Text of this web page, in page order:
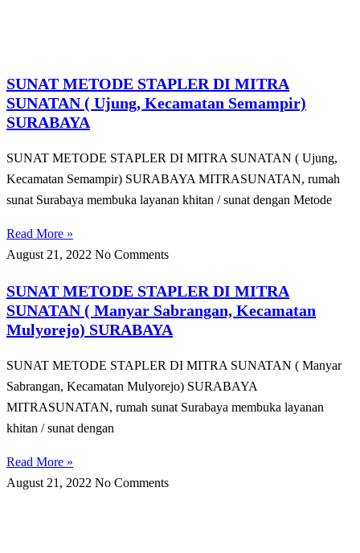
SUNAT METODE STAPLER DI MITRA
SUNATAN ( Ujung, Kecamatan Semampir)
SURABAYA
SUNAT METODE STAPLER DI MITRA SUNATAN ( Ujung,
Kecamatan Semampir) SURABAYA MITRASUNATAN, rumah
sunat Surabaya membuka layanan khitan / sunat dengan Metode
Read More »
August 21, 2022 No Comments
SUNAT METODE STAPLER DI MITRA
SUNATAN ( Manyar Sabrangan, Kecamatan
Mulyorejo) SURABAYA
SUNAT METODE STAPLER DI MITRA SUNATAN ( Manyar
Sabrangan, Kecamatan Mulyorejo) SURABAYA
MITRASUNATAN, rumah sunat Surabaya membuka layanan
khitan / sunat dengan
Read More »
August 21, 2022 No Comments